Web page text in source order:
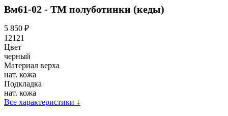
Вм61-02 - ТМ полуботинки (кеды)
5 850 ₽
12121
Цвет
черный
Материал верха
нат. кожа
Подкладка
нат. кожа
Все характеристики ↓